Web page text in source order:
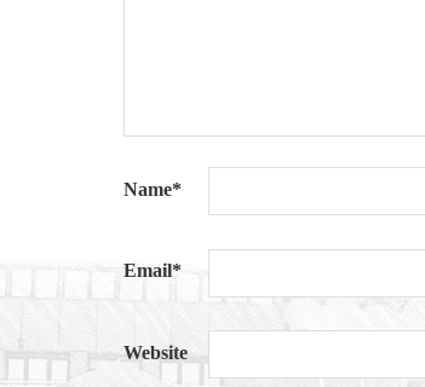
Name*
Email*
Website